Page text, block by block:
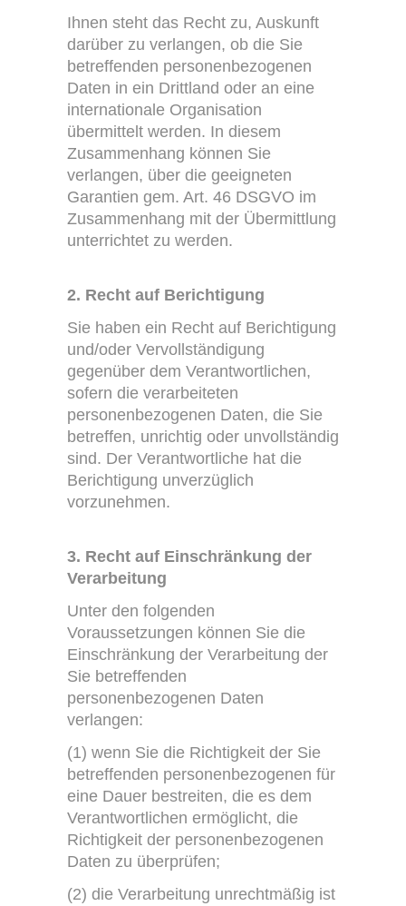
Ihnen steht das Recht zu, Auskunft
darüber zu verlangen, ob die Sie
betreffenden personenbezogenen
Daten in ein Drittland oder an eine
internationale Organisation
übermittelt werden. In diesem
Zusammenhang können Sie
verlangen, über die geeigneten
Garantien gem. Art. 46 DSGVO im
Zusammenhang mit der Übermittlung
unterrichtet zu werden.
2. Recht auf Berichtigung
Sie haben ein Recht auf Berichtigung
und/oder Vervollständigung
gegenüber dem Verantwortlichen,
sofern die verarbeiteten
personenbezogenen Daten, die Sie
betreffen, unrichtig oder unvollständig
sind. Der Verantwortliche hat die
Berichtigung unverzüglich
vorzunehmen.
3. Recht auf Einschränkung der
Verarbeitung
Unter den folgenden
Voraussetzungen können Sie die
Einschränkung der Verarbeitung der
Sie betreffenden
personenbezogenen Daten
verlangen:
(1) wenn Sie die Richtigkeit der Sie
betreffenden personenbezogenen für
eine Dauer bestreiten, die es dem
Verantwortlichen ermöglicht, die
Richtigkeit der personenbezogenen
Daten zu überprüfen;
(2) die Verarbeitung unrechtmäßig ist